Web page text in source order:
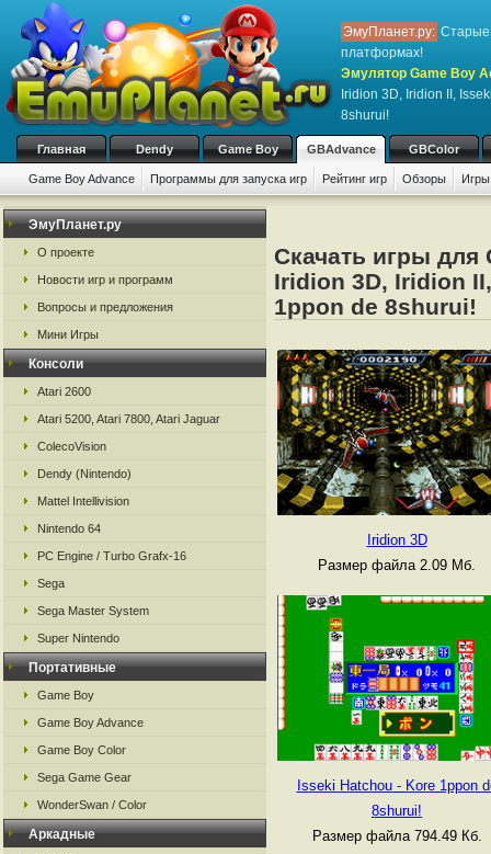
ЭмуПланет.ру: Старые
платформах!
Эмулятор Game Boy
Iridion 3D, Iridion II,
8shurui!
Главная Dendy Game Boy GBAdvance GBColor
Game Boy Advance Программы для запуска игр Рейтинг игр Обзоры
ЭмуПланет.ру
О проекте
Новости игр и программ
Вопросы и предложения
Мини Игры
Консоли
Atari 2600
Atari 5200, Atari 7800, Atari Jaguar
ColecoVision
Dendy (Nintendo)
Mattel Intellivision
Nintendo 64
PC Engine / Turbo Grafx-16
Sega
Sega Master System
Super Nintendo
Портативные
Game Boy
Game Boy Advance
Game Boy Color
Sega Game Gear
WonderSwan / Color
Аркадные
Скачать игры для
Iridion 3D, Iridion
1ppon de 8shurui!
Iridion 3D
Размер файла 2.09 Мб.
Isseki Hatchou - Kore 1ppon
8shurui!
Размер файла 794.49 Кб.